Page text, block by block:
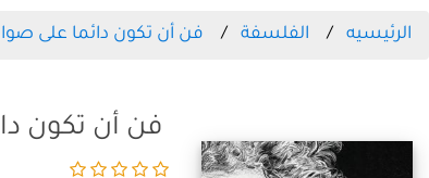
الرئيسيه الفلسفة فن أن تكون دائما على
فن أن تكون